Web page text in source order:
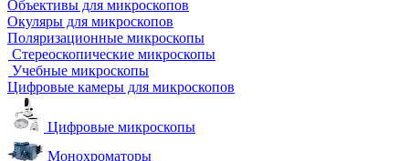
Лабораторная посуда
Воронки делительные
Колбы
Мерная посуда
Посуда общего назначения
Центрифужные пробирки
Микроскопы
Инвертируемые микроскопы
Комплектующие к микроскопам
Лабораторные микроскопы